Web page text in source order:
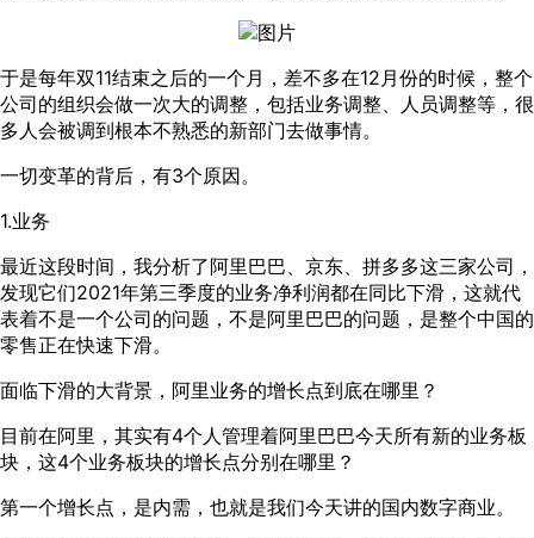
于是每年双11结束之后的一个月，差不多在12月份的时候，整个
公司的组织会做一次大的调整，包括业务调整、人员调整等，很
多人会被调到根本不熟悉的新部门去做事情。
一切变革的背后，有3个原因。
1.业务
最近这段时间，我分析了阿里巴巴、京东、拼多多这三家公司，
发现它们2021年第三季度的业务净利润都在同比下滑，这就代
表着不是一个公司的问题，不是阿里巴巴的问题，是整个中国的
零售正在快速下滑。
面临下滑的大背景，阿里业务的增长点到底在哪里？
目前在阿里，其实有4个人管理着阿里巴巴今天所有新的业务板
块，这4个业务板块的增长点分别在哪里？
第一个增长点，是内需，也就是我们今天讲的国内数字商业。